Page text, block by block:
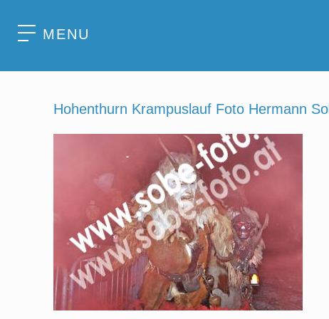
MENU
Hohenthurn Krampuslauf Foto Hermann